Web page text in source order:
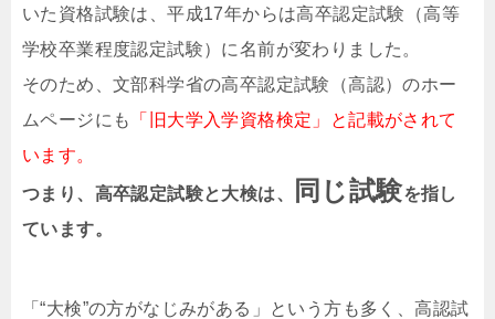
いた資格試験は、平成17年からは高卒認定試験（高等
学校卒業程度認定試験）に名前が変わりました。
そのため、文部科学省の高卒認定試験（高認）のホー
ムページにも
「旧大学入学資格検定」と記載がされて
います。
つまり、高卒認定試験と大検は、 同じ試験を指し
ています。
「“大検”の方がなじみがある」という方も多く、高認試